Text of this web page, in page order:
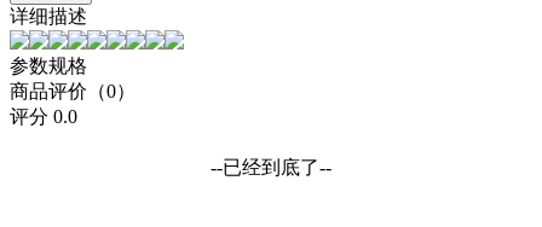
详细描述
参数规格
商品评价（0）
评分 0.0
--已经到底了--